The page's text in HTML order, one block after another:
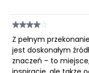
Z pełnym
jest doskonałym
znaczeń – to